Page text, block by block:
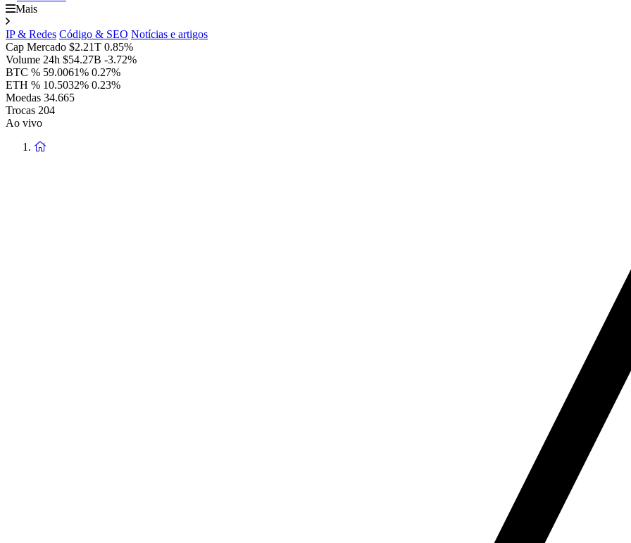
Mais
IP & Redes Código & SEO Notícias e artigos
Cap Mercado $2.21T 0.85%
Volume 24h $54.27B -3.72%
BTC % 59.0061% 0.27%
ETH % 10.5032% 0.23%
Moedas 34.665
Trocas 204
Ao vivo